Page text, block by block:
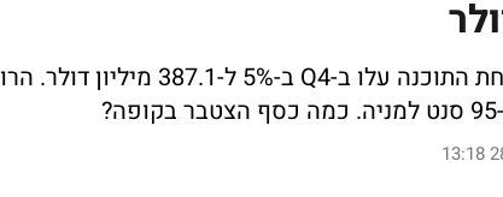
כמה כסף הצטבר בקופה?